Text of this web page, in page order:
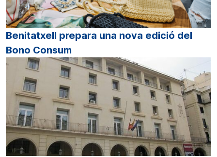
Benitatxell prepara una nova edició del
Bono Consum